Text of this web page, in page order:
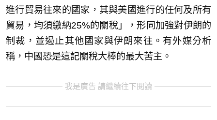
進行貿易往來的國家，其與美國進行的任何及所有
貿易，均須繳納25%的關稅」，形同加強對伊朗的
制裁，並遏止其他國家與伊朗來往。有外媒分析
稱，中國恐是這記關稅大棒的最大苦主。
我是廣告 請繼續往下閱讀